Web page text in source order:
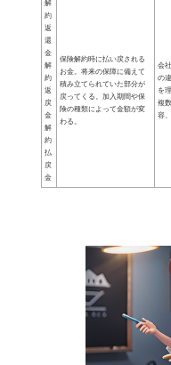
解
約
返
還
金
解
約
返
戻
金
解
約
払
戻
金
保険解約時に払い戻される
お金。将来の保障に備えて
積み立てられていた部分が
戻ってくる。加入期間や保
険の種類によって金額が変
わる。
会
の
を
複
容